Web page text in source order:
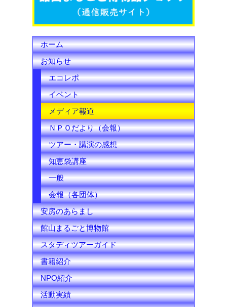
C
h
a
n
n
e
l
ホーム
お知らせ
エコレポ
イベント
メディア報道
ＮＰＯだより（会報）
ツアー・講演の感想
知恵袋講座
一般
会報（各団体）
安房のあらまし
館山まるごと博物館
スタディツアーガイド
書籍紹介
NPO紹介
活動実績